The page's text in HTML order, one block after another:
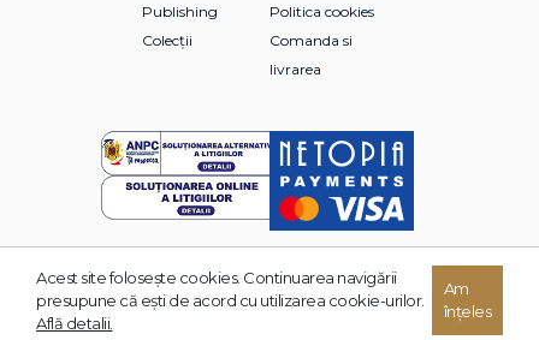
Publishing
Colecții
Politica cookies
Comanda si
livrarea
© 2026 Grupul Editorial TREI. Toate drepturile rezervate.
Acest site foloseşte cookies. Continuarea navigării
presupune că eşti de acord cu utilizarea cookie-urilor.
Află detalii.
Am
înțeles